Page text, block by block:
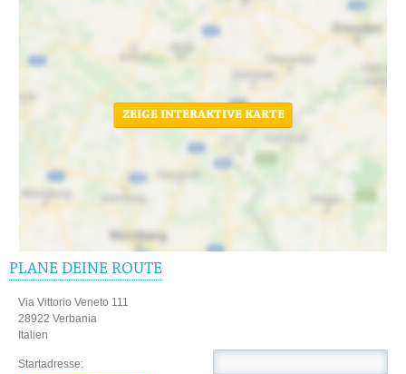
ZEIGE INTERAKTIVE KARTE
PLANE DEINE ROUTE
Via Vittorio Veneto 111
28922 Verbania
Italien
Startadresse: